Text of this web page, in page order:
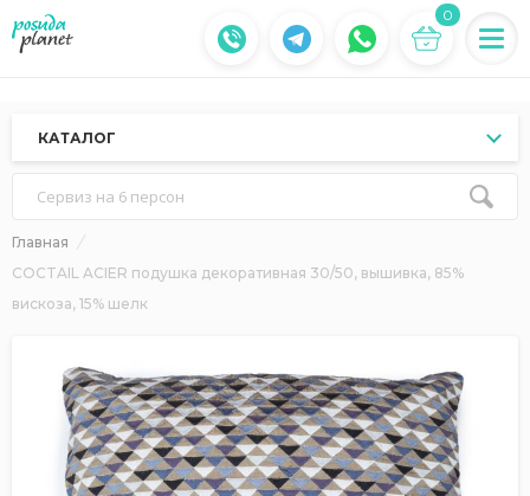
0
КАТАЛОГ
Сервиз на 6 персон
Главная
COCTAIL ACIER подушка декоративная 30/50, вышивка, 85%
вискоза, 15% шелк